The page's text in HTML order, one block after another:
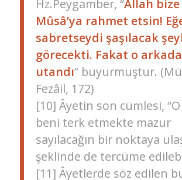
Hz.Peygamber, “Allah bize
Mûsâ’ya rahmet etsin!
sabretseydi şaşılacak
görecekti. Fakat o
utandı” buyurmuştur.
Fezâil, 172)
[10] Âyetin son cümlesi,
beni terk etmekte mazur
sayılacağın bir noktaya
şeklinde de tercüme
[11] Âyetlerde söz edilen